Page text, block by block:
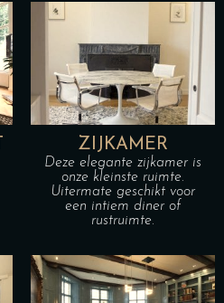
ZIJKAMER
Deze elegante zijkamer is
onze kleinste ruimte.
Uitermate geschikt voor
een intiem diner of
rustruimte.